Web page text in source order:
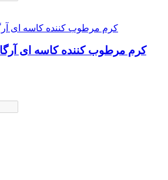
کرم مرطوب کننده کاسه ای آرگان